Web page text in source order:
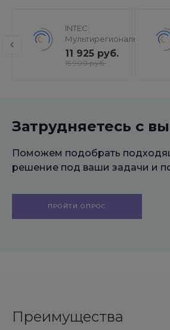
INTEC:
Мультирегиональность
- региональная сеть
вашего сайта с
11 925 руб.
15 900 руб.
Затрудняетесь с
Поможем подобрать
решение под ваши задачи и
ПРОЙТИ ОПРОС
Преимущества